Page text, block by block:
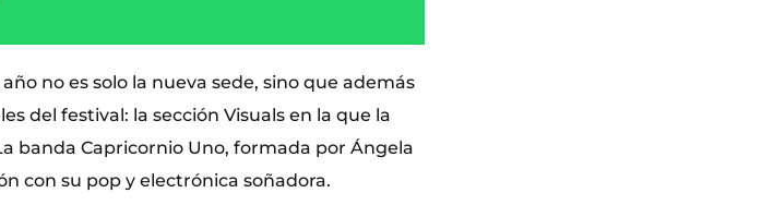
no es solo la nueva sede, sino que además
del festival: la sección Visuals en la que la
banda Capricornio Uno, formada por Ángela
con su pop y electrónica soñadora.